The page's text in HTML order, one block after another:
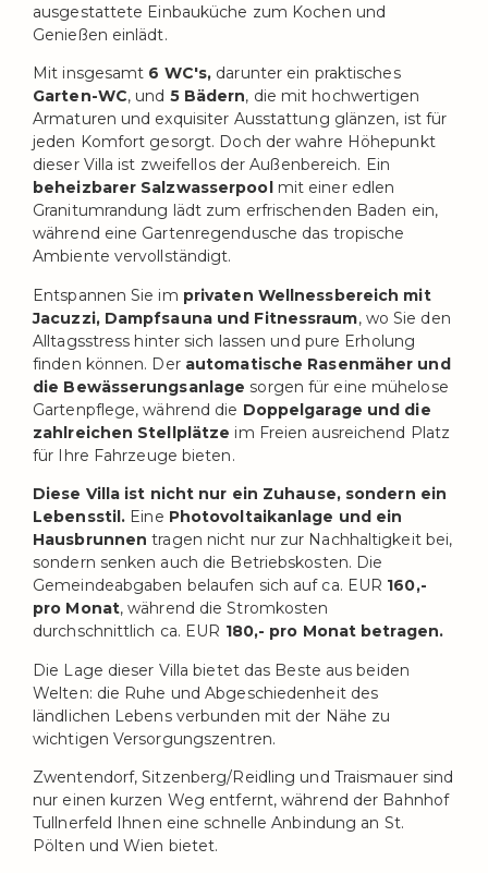
ausgestattete Einbauküche zum Kochen und
Genießen einlädt.
Mit insgesamt 6 WC's, darunter ein praktisches
Garten-WC, und 5 Bädern, die mit hochwertigen
Armaturen und exquisiter Ausstattung glänzen, ist für
jeden Komfort gesorgt. Doch der wahre Höhepunkt
dieser Villa ist zweifellos der Außenbereich. Ein
beheizbarer Salzwasserpool mit einer edlen
Granitumrandung lädt zum erfrischenden Baden ein,
während eine Gartenregendusche das tropische
Ambiente vervollständigt.
Entspannen Sie im privaten Wellnessbereich mit
Jacuzzi, Dampfsauna und Fitnessraum, wo Sie den
Alltagsstress hinter sich lassen und pure Erholung
finden können. Derautomatische Rasenmäher und
die Bewässerungsanlage sorgen für eine mühelose
Gartenpflege, während die Doppelgarage und die
zahlreichen Stellplätze im Freien ausreichend Platz
für Ihre Fahrzeuge bieten.
Diese Villa ist nicht nur ein Zuhause, sondern ein
Lebensstil. Eine Photovoltaikanlage und ein
Hausbrunnentragen nicht nur zur Nachhaltigkeit bei,
sondern senken auch die Betriebskosten. Die
Gemeindeabgaben belaufen sich auf ca. EUR 160,-
pro Monat, während die Stromkosten
durchschnittlich ca. EUR 180,- pro Monat betragen.
Die Lage dieser Villa bietet das Beste aus beiden
Welten: die Ruhe und Abgeschiedenheit des
ländlichen Lebens verbunden mit der Nähe zu
wichtigen Versorgungszentren.
Zwentendorf, Sitzenberg/Reidling und Traismauer sind
nur einen kurzen Weg entfernt, während der Bahnhof
Tullnerfeld Ihnen eine schnelle Anbindung an St.
Pölten und Wien bietet.